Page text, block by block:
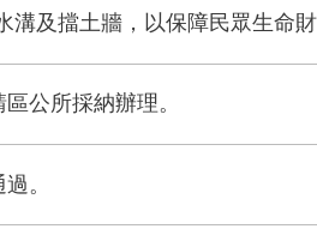
溝及擋土牆，以保障民眾生命
公所採納辦理。
。